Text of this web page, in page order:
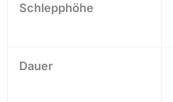
Schlepphöhe
Dauer